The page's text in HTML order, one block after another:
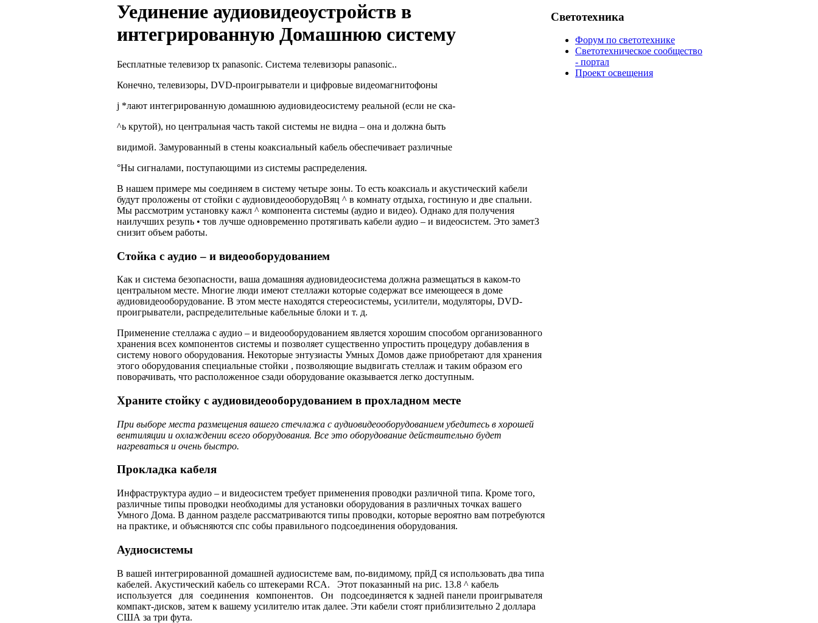
Уединение аудиовидеоустройств в
интегрированную Домашнюю систему
Бесплатные телевизор tx panasonic. Система телевизоры panasonic..
Конечно, телевизоры, DVD-проигрыватели и цифровые видеомагнитофоны
j *лают интегрированную домашнюю аудиовидеосистему реальной (если не ска-
^ь крутой), но центральная часть такой системы не видна – она и должна быть
видимой. Замурованный в стены коаксиальный кабель обеспечивает различные
°Ны сигналами, поступающими из системы распределения.
В нашем примере мы соединяем в систему четыре зоны. То есть коаксиаль и акустический кабели
будут проложены от стойки с аудиовидеооборудоВяц ^ в комнату отдыха, гостиную и две спальни.
Мы рассмотрим установку кажл ^ компонента системы (аудио и видео). Однако для получения
наилучших резупь • тов лучше одновременно протягивать кабели аудио – и видеосистем. Это замет3
снизит объем работы.
Стойка с аудио – и видеооборудованием
Как и система безопасности, ваша домашняя аудиовидеосистема должна размещаться в каком-то
центральном месте. Многие люди имеют стеллажи которые содержат все имеющееся в доме
аудиовидеооборудование. В этом месте находятся стереосистемы, усилители, модуляторы, DVD-
проигрыватели, распре­делительные кабельные блоки и т. д.
Применение стеллажа с аудио – и видеооборудованием является хорошим спосо­бом организованного
хранения всех компонентов системы и позволяет существенно упростить процедуру добавления в
систему нового оборудования. Некоторые энту­зиасты Умных Домов даже приобретают для хранения
этого оборудования специ­альные стойки , позволяющие выдвигать стеллаж и таким образом его
поворачи­вать, что расположенное сзади оборудование оказывается легко доступным.
Храните стойку с аудиовидеооборудованием в прохладном месте
При выборе места размещения вашего стечлажа с аудиовидеооборудова­нием убедитесь в хорошей
вентиляции и охлаждении всего оборудования. Все это оборудование действительно будет
нагреваться и очень быстро.
Прокладка кабеля
Инфраструктура аудио – и видеосистем требует применения проводки различной типа. Кроме того,
различные типы проводки необходимы для установки оборудова­ния в различных точках вашего
Умного Дома. В данном разделе рассматриваются типы проводки, которые вероятно вам потребуются
на практике, и объясняются спс собы правильного подсоединения оборудования.
Аудиосистемы
В вашей интегрированной домашней аудиосистеме вам, по-видимому, прйД ся использовать два типа
кабелей. Акустический кабель со штекерами RCA. Этот показанный на рис. 13.8 ^ кабель
используется для соединения компонентов. Он подсоединяется к задней панели проигрывателя
компакт-дисков, затем к вашему усилителю итак далее. Эти кабели стоят приблизительно 2 доллара
США за три фута.
Светотехника
Форум по светотехнике
Светотехническое сообщество
- портал
Проект освещения